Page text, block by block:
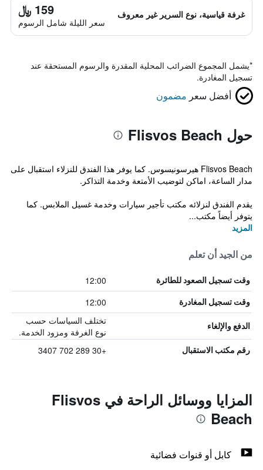
غرفة قياسية، نوع السرير غير معروف 159 ﷼
سعر الليلة شامل الرسوم
*يشمل المجموع الضرائب المحلية المقدرة والرسوم المستحقة عند
تسجيل المغادرة.
أفضل سعر مضمون
حول Flisvos Beach
Flisvos Beach هيرسونيسوس. كما يوفر هذا الفندق للنزلاء استقبال على
مدار الساعة، اماكن لتوضيب الأمتعة وخدمة التذاكر.
يقدم الفندق لنزلائه مكتب تأجير سيارات وخدمة غسيل الملابس. كما
يتوفر أيضاً مكتب...
المزيد
من الجيد أن تعلم
وقت تسجيل الصعود للطائرة 12:00
وقت تسجيل المغادرة 12:00
الدفع والإلغاء
تختلف السياسات حسب
نوع الغرفة ومزود الخدمة.
رقم مكتب الاستقبال +30 289 702 3407
المزايا ووسائل الراحة في Flisvos
Beach
كابل أو قنوات فضائية